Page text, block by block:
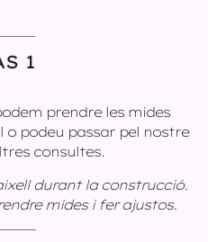
1
prendre les mides
podeu passar pel nostre
consultes.
durant la construcció.
mides i fer ajustos.